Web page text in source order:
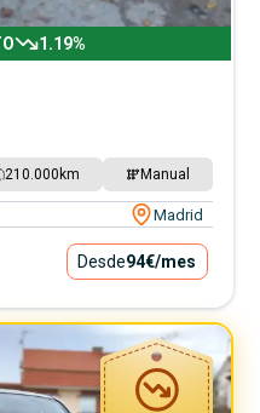
1.19%
210.000 km Manual
Madrid
Desde94€/mes